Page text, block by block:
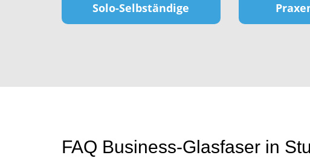
Solo-Selbständige
FAQ Business-Glasfaser in